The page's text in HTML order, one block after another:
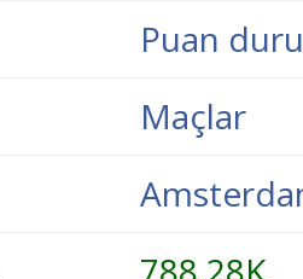
Puan
Maçlar